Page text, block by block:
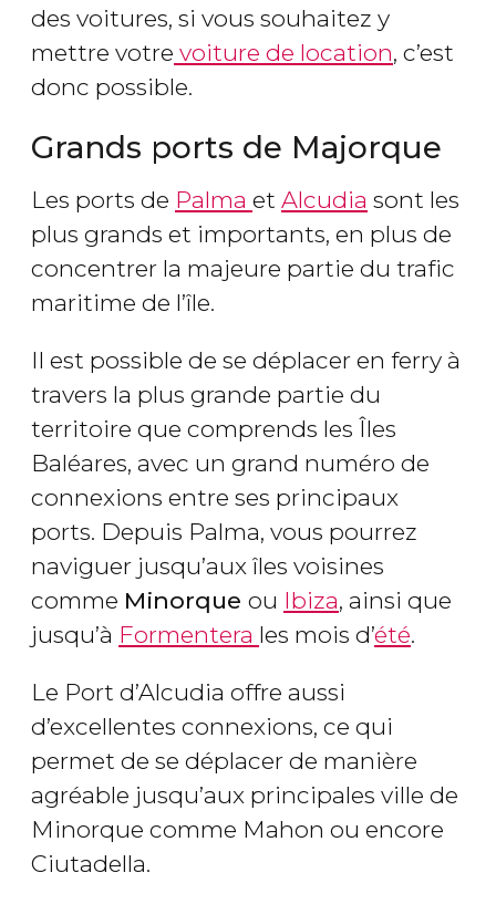
des voitures, si vous souhaitez y
mettre votre voiture de location, c’est
donc possible.
Grands ports de Majorque
Les ports de Palma et Alcudia sont les
plus grands et importants, en plus de
concentrer la majeure partie du trafic
maritime de l’île.
Il est possible de se déplacer en ferry à
travers la plus grande partie du
territoire que comprends les Îles
Baléares, avec un grand numéro de
connexions entre ses principaux
ports. Depuis Palma, vous pourrez
naviguer jusqu’aux îles voisines
comme Minorque ou Ibiza, ainsi que
jusqu’à Formentera les mois d’été.
Le Port d’Alcudia offre aussi
d’excellentes connexions, ce qui
permet de se déplacer de manière
agréable jusqu’aux principales ville de
Minorque comme Mahon ou encore
Ciutadella.